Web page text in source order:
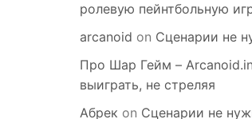
ролевую пейнтбольную
arcanoid on Сценарии не
Про Шар Гейм –
выиграть, не стреляя
Абрек on Сценарии не